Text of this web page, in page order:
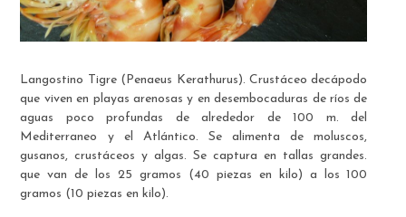
Langostino Tigre (Penaeus Kerathurus). Crustáceo decápodo
que viven en playas arenosas y en desembocaduras de ríos de
aguas poco profundas de alrededor de 100 m. del
Mediterraneo y el Atlántico. Se alimenta de moluscos,
gusanos, crustáceos y algas. Se captura en tallas grandes.
que van de los 25 gramos (40 piezas en kilo) a los 100
gramos (10 piezas en kilo).